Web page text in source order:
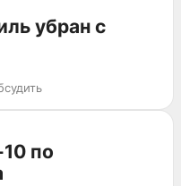
убран с
по